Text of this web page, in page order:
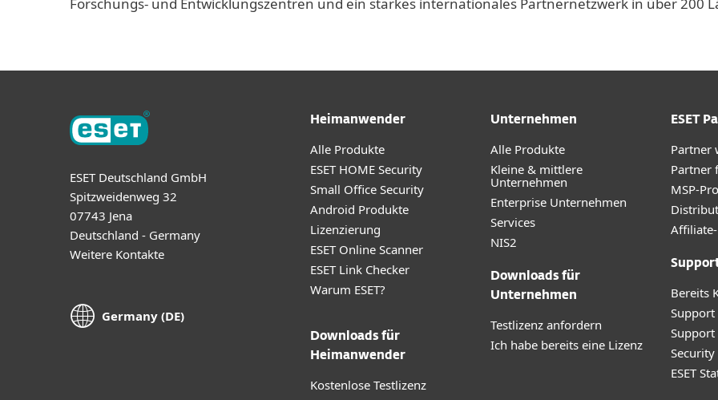
ESET Deutschland GmbH
Spitzweidenweg 32
07743 Jena
Deutschland - Germany
Weitere Kontakte
Germany (DE)
Heimanwender
Alle Produkte
ESET HOME Security
Small Office Security
Android Produkte
Lizenzierung
ESET Online Scanner
ESET Link Checker
Warum ESET?
Downloads für
Heimanwender
Kostenlose Testlizenz
Unternehmen
Alle Produkte
Kleine & mittlere
Unternehmen
Enterprise Unternehmen
Services
NIS2
Downloads für
Unternehmen
Testlizenz anfordern
Ich habe bereits eine Lizenz
ESET
Partner
Partner
MSP-
Bereits
ESET